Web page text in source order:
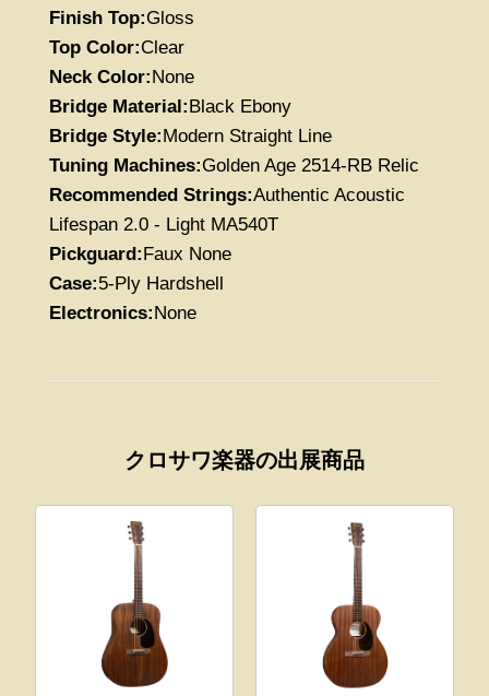
Finish Top:Gloss
Top Color:Clear
Neck Color:None
Bridge Material:Black Ebony
Bridge Style:Modern Straight Line
Tuning Machines:Golden Age 2514-RB Relic
Recommended Strings:Authentic Acoustic
Lifespan 2.0 - Light MA540T
Pickguard:Faux None
Case:5-Ply Hardshell
Electronics:None
クロサワ楽器の出展商品